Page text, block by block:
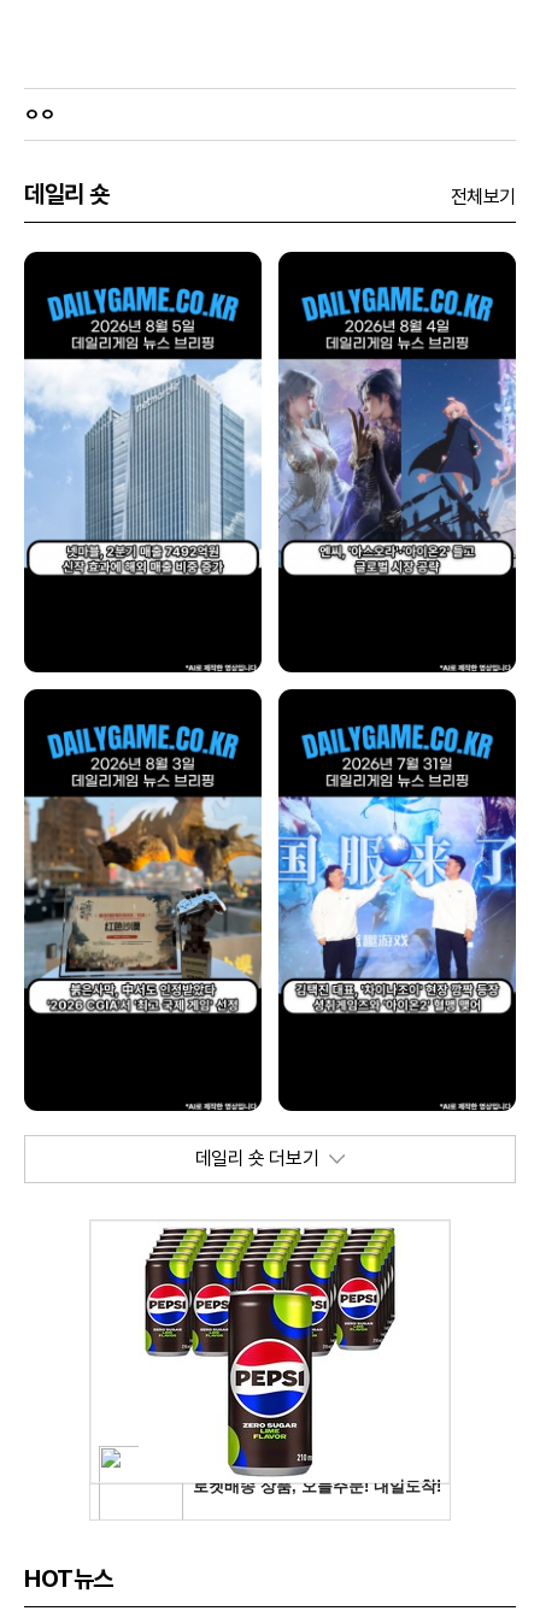
ㅇㅇ
데일리 숏 전체보기
데일리 숏 더보기
HOT뉴스